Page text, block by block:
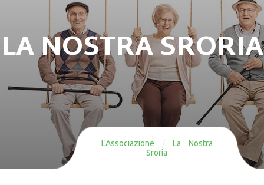
LA NOSTRA SRORIA
L'Associazione
La Nostra
Sroria